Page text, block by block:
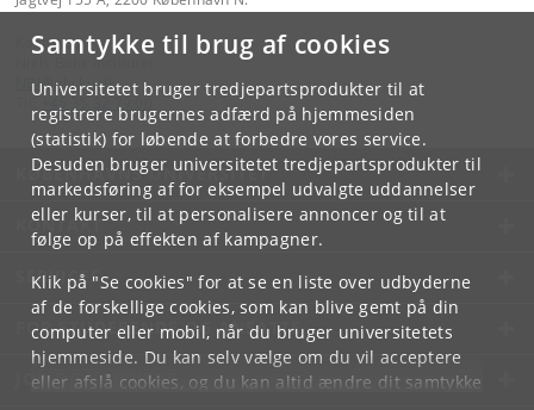
Samtykke til brug af cookies
Universitetet bruger tredjepartsprodukter til at
registrere brugernes adfærd på hjemmesiden
(statistik) for løbende at forbedre vores service.
Desuden bruger universitetet tredjepartsprodukter til
markedsføring af for eksempel udvalgte uddannelser
eller kurser, til at personalisere annoncer og til at
følge op på effekten af kampagner.
Klik på "Se cookies" for at se en liste over udbyderne
af de forskellige cookies, som kan blive gemt på din
computer eller mobil, når du bruger universitetets
hjemmeside. Du kan selv vælge om du vil acceptere
eller afslå cookies, og du kan altid ændre dit samtykke
Kontakt:
Niels Bohr Institutet
NBI@ nbi ku.dk
KØBENHAVNS UNIVERSITET
KONTAKT
SERVICES
FOR STUDERENDE OG ANSATTE
JOB OG KARRIERE